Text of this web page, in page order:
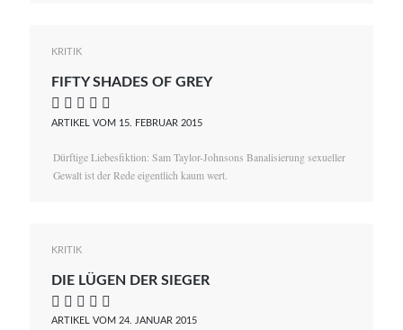
KRITIK
FIFTY SHADES OF GREY
    
ARTIKEL VOM 15. FEBRUAR 2015
Dürftige Liebesfiktion: Sam Taylor-Johnsons Banalisierung sexueller
Gewalt ist der Rede eigentlich kaum wert.
KRITIK
DIE LÜGEN DER SIEGER
    
ARTIKEL VOM 24. JANUAR 2015